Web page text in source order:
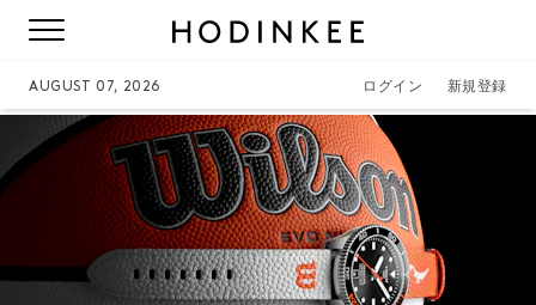
AUGUST 07, 2026 ログイン 新規登録